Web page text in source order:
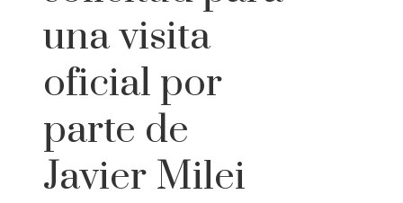
una visita
oficial por
parte de
Javier Milei